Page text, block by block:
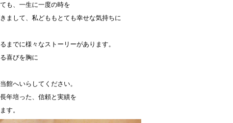
も、一生に一度の時を
まして、私どももとても幸せな気持ちに
までに様々なストーリーがあります。
喜びを胸に
館へいらしてください。
年培った、信頼と実績を
す。